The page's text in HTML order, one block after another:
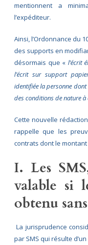
mentionnent a
l’expéditeur.
Ainsi, l’Ordonnance du
des supports en
désormais que « l’écrit
l’écrit sur support
identifiée la personne dont
des conditions de nature à
Cette nouvelle
rappelle que les
contrats dont le montant
I. Les
valable si
obtenu
La jurisprudence
par SMS qui résulte